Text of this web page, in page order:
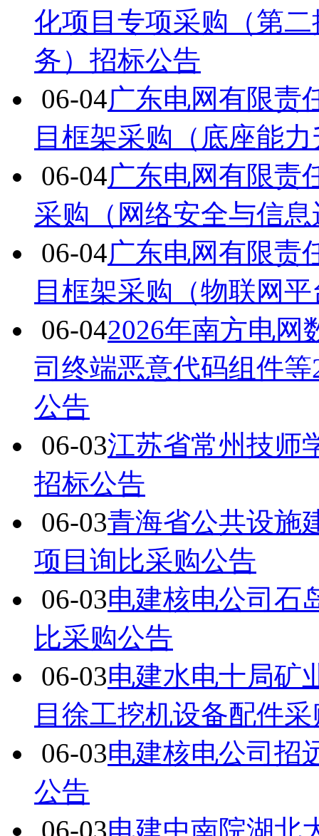
化项目专项采购（第
务）招标公告
06-04广东电网有限责
目框架采购（底座能
06-04广东电网有限责
采购（网络安全与信
06-04广东电网有限责
目框架采购（物联网
06-042026年南方电网
司终端恶意代码组件
公告
06-03江苏省常州技师
招标公告
06-03青海省公共设施
项目询比采购公告
06-03电建核电公司石
比采购公告
06-03电建水电十局矿
目徐工挖机设备配件
06-03电建核电公司招
公告